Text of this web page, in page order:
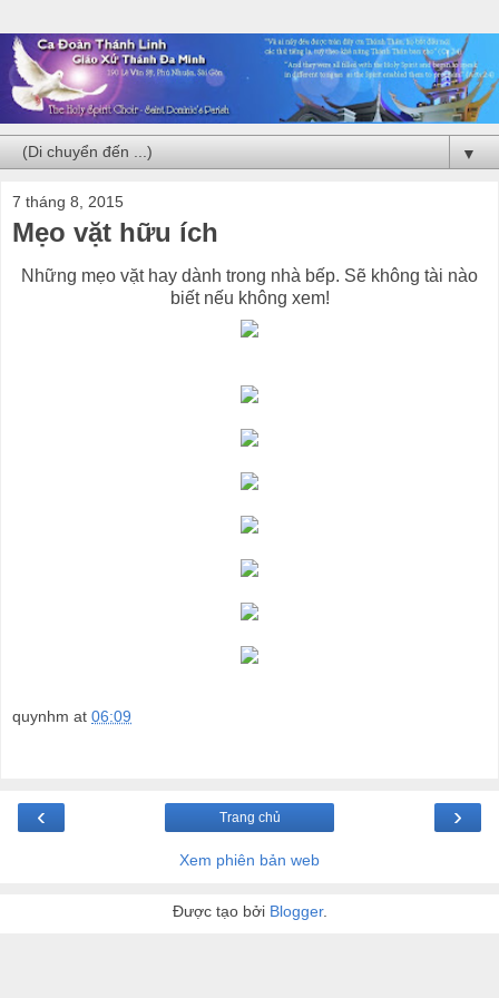
▼
7 tháng 8, 2015
Mẹo vặt hữu ích
Những mẹo vặt hay dành trong nhà bếp. Sẽ không tài nào
biết nếu không xem!
quynhm at 06:09
‹ ›
Trang chủ
Xem phiên bản web
Được tạo bởi Blogger.